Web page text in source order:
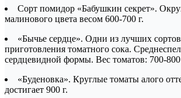
Сорт помидор «Бабушкин секрет».
малинового цвета весом 600-700 г.
«Бычье сердце». Одни из лучших
приготовления томатного сока.
сердцевидной формы. Вес томатов: 700-800
«Буденовка». Круглые томаты алого
достигает 900 г.